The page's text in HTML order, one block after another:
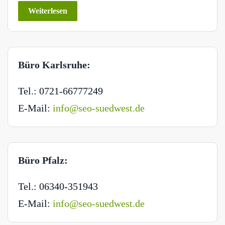
Weiterlesen
Büro Karlsruhe:
Tel.: 0721-66777249
E-Mail: info@seo-suedwest.de
Büro Pfalz:
Tel.: 06340-351943
E-Mail: info@seo-suedwest.de